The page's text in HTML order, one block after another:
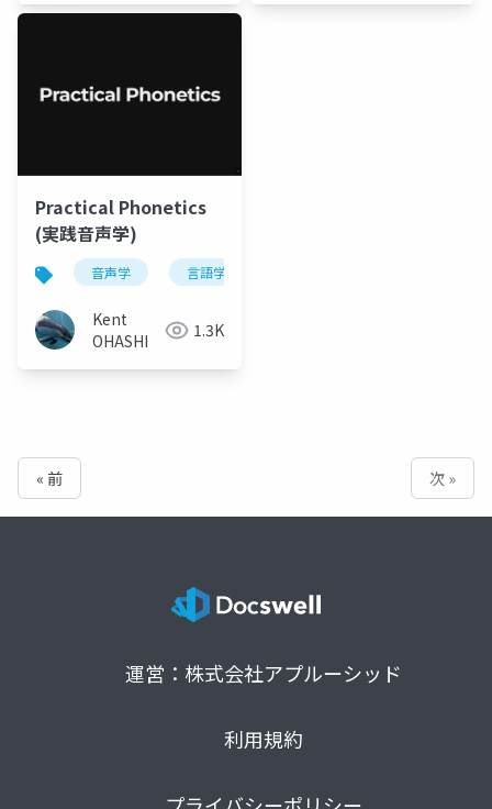
Practical Phonetics
(実践音声学)
音声学 言語学
Kent
OHASHI
1.3K
« 前 次 »
運営：株式会社アプルーシッド
利用規約